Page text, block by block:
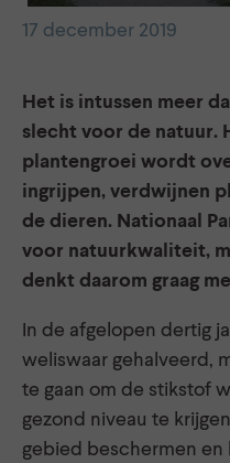
17 december 2019
Het is intussen meer
slecht voor de natuur.
plantengroei wordt
ingrijpen, verdwijnen
de dieren. Nationaal
voor natuurkwaliteit,
denkt daarom graag
In de afgelopen dertig
weliswaar gehalveerd,
te gaan om de stikstof
gezond niveau te
gebied beschermen en